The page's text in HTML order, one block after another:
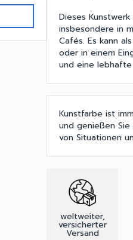
Dieses
insbesondere in
Cafés. Es kann
oder in einem
und eine
Kunstfarbe ist
und genießen
von Situationen
weltweiter,
versicherter
Versand